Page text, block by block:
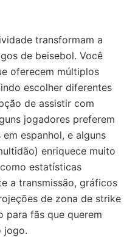
transformam a
de beisebol. Você
oferecem múltiplos
escolher diferentes
de assistir com
jogadores preferem
espanhol, e alguns
enriquece muito
estatísticas
a transmissão, gráficos
de zona de strike
para fãs que querem
jogo.